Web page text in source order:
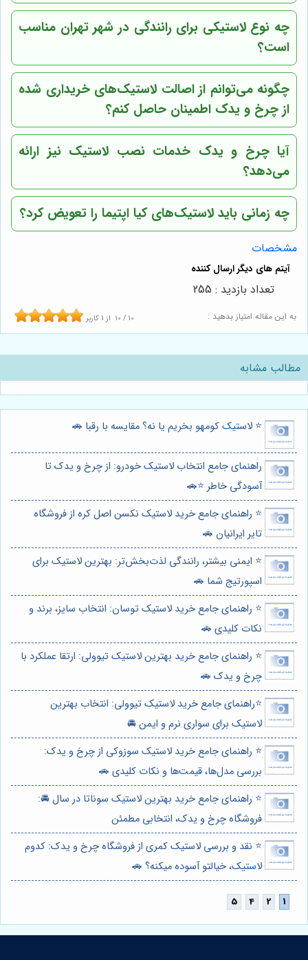
چه نوع لاستیکی برای رانندگی در شهر تهران مناسب
است؟
چگونه می‌توانم از اصالت لاستیک‌های خریداری شده
از چرخ و یدک اطمینان حاصل کنم؟
آیا چرخ و یدک خدمات نصب لاستیک نیز ارائه
می‌دهد؟
چه زمانی باید لاستیک‌های کیا اپتیما را تعویض کرد؟
مشخصات
به این مقاله امتیاز بدهید : 10 / 10 از 1 کاربر
تعداد بازدید : 255
مطالب مشابه
⭐️ لاستیک کومهو بخریم یا نه؟ مقایسه با رقبا 🚗
راهنمای جامع انتخاب لاستیک خودرو: از چرخ و یدک تا
آسودگی خاطر ⭐️🚗
⭐️ راهنمای جامع خرید لاستیک نکسن اصل کره از فروشگاه
تایر ایرانیان 🚗
⭐️ ایمنی بیشتر، رانندگی لذت‌بخش‌تر: بهترین لاستیک برای
اسپورتیج شما 🚗
⭐️ راهنمای جامع خرید لاستیک توسان: انتخاب سایز، برند و
نکات کلیدی 🚗
⭐️ راهنمای جامع خرید بهترین لاستیک تیوولی: ارتقا عملکرد با
چرخ و یدک 🚗
⭐️راهنمای جامع خرید لاستیک تیوولی: انتخاب بهترین
لاستیک برای سواری نرم و ایمن 🚘
⭐️ راهنمای جامع خرید لاستیک سوزوکی از چرخ و یدک:
بررسی مدل‌ها، قیمت‌ها و نکات کلیدی 🚗
⭐️ راهنمای جامع خرید بهترین لاستیک سوناتا در سال 🚘:
فروشگاه چرخ و یدک، انتخابی مطمئن
⭐️ نقد و بررسی لاستیک کمری از فروشگاه چرخ و یدک: کدوم
لاستیک، خیالتو آسوده میکنه؟ 🚗